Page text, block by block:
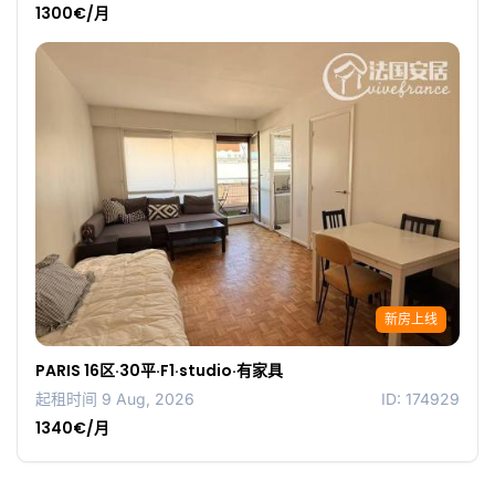
1300€/月
新房上线
PARIS 16区·30平·F1·studio·有家具
起租时间 9 Aug, 2026 ID: 174929
1340€/月